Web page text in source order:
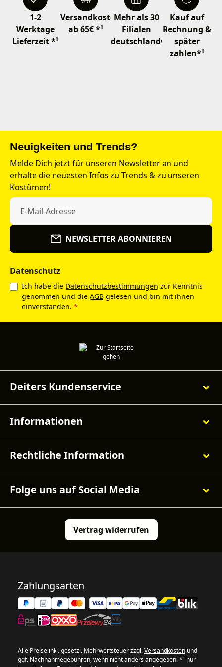
1-2
Werktage
Lieferzeit *¹
Versandkostenfrei
ab 65€ *¹
Mehr als 30
Filialen
deutschlandweit
Kauf auf
Rechnung &
später
zahlen*¹
Neuigkeiten und Trends?
Melde Dich jetzt für unseren Newsletter an und
erhalte die neuesten Infos zu Trends & zu unseren
Kostümen!
NEWSLETTER ABONNIEREN
Datenschutz
Ich habe die Datenschutzbestimmungen zur Kenntnis
genommen und die AGB gelesen und bin mit ihnen
einverstanden. *
Deiters Kundenservice
Informationen
Rechtliche Information
Folge uns auf Social Media
Vertrag widerrufen
Zahlungsarten
Alle Preise inkl. gesetzl. Mehrwertsteuer zzgl.Versandkosten und
ggf. Nachnahmegebühren, wenn nicht anders angegeben. *¹ nur